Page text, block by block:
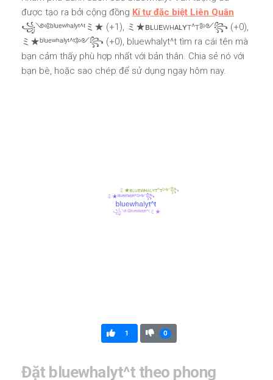
được tạo ra bởi cộng đồng Kí tự đặc biệt Liên Quân
꧁༺ᵇˡᵘᵉʷʰᵃˡʸᵗ^ᵗミ★ (+1), ミ★ʙʟuᴇwнᴀʟʏт^т༻꧂ (+0),
ミ★ᵇˡᵘᵉʷʰᵃˡʸᵗ^ᵗ༻꧂ (+0), bluewhalyt^t tìm ra cái tên mà
bạn cảm thấy phù hợp nhất với bản thân. Chia sẻ nó với
bạn bè, hoặc sao chép để sử dụng ngay hôm nay.
1 0
Đặt bluewhalyt^t theo phong